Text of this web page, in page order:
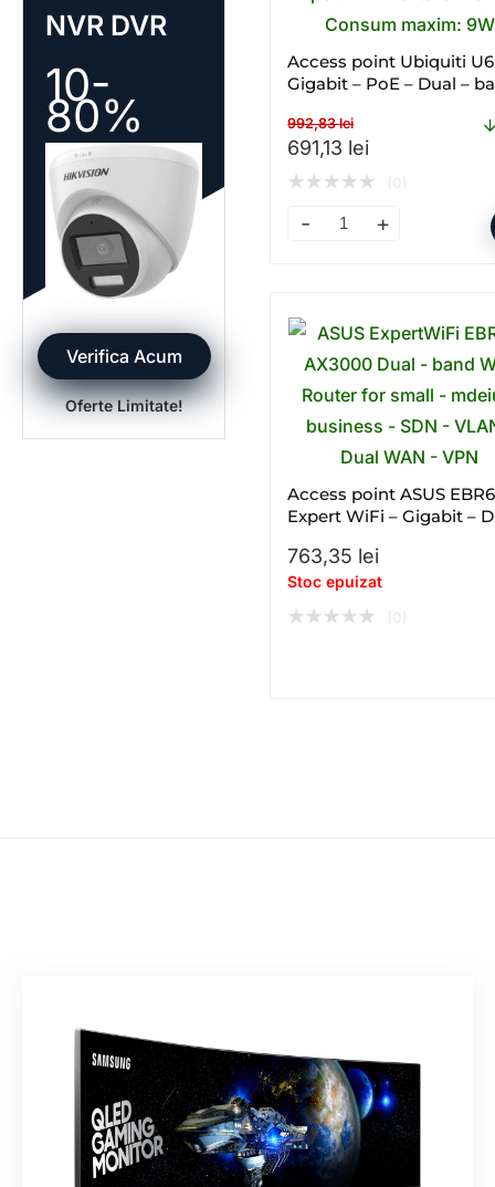
NVR DVR
10-
80%
Verifica Acum
Oferte Limitate!
Access point Ubiquiti
Gigabit – PoE – Dual –
992,83lei
Prețul inițial a fost:
691,13 leiPrețul curent
★★★★★
Access point Ubiquiti
Access point ASUS
Expert WiFi – Gigabit –
763,35 lei
Stoc epuizat
★★★★★